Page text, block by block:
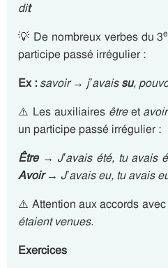
dit
💡 De nombreux verbes du 3e
participe passé irrégulier :
Ex : savoir→ j’avaissu,
⚠️ Les auxiliaires êtreet
un participe passé irrégulier :
Être → J’avais été, tu
Avoir → J’avais eu, tu avais
⚠️ Attention aux accords avec
étaient venues.
Exercices